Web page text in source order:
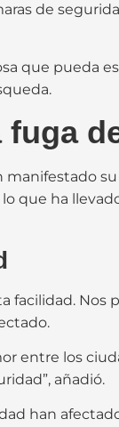
de
que pueda
que ha
facilidad.
entre los
añadió.
han